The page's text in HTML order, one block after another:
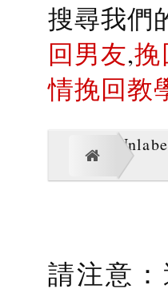
搜尋我們
回男友,挽
情挽回教
請注意